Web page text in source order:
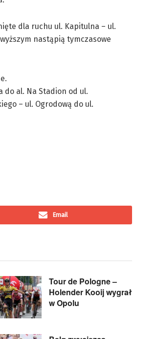
dla ruchu ul. Kapitulna – ul.
nastąpią tymczasowe
do al. Na Stadion od ul.
– ul. Ogrodową do ul.
Email
Tour de Pologne –
Holender Kooij wygrał
w Opolu